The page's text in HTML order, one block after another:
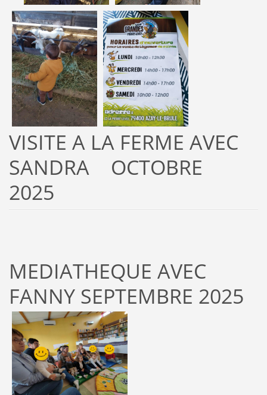
VISITE A LA FERME AVEC
SANDRA OCTOBRE
2025
MEDIATHEQUE AVEC
FANNY SEPTEMBRE 2025